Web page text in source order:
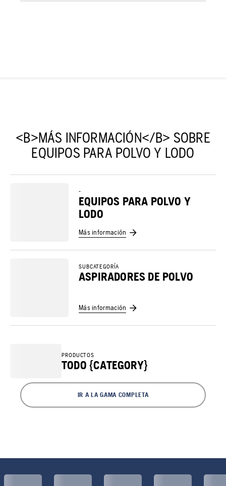
<B>MÁS INFORMACIÓN</B> SOBRE
EQUIPOS PARA POLVO Y LODO
-
EQUIPOS PARA POLVO Y
LODO
Más información
SUBCATEGORÍA
ASPIRADORES DE POLVO
Más información
PRODUCTOS
TODO {CATEGORY}
IR A LA GAMA COMPLETA